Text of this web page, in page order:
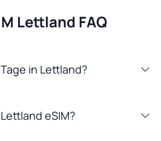
Lettland FAQ
in Lettland?
eSIM?